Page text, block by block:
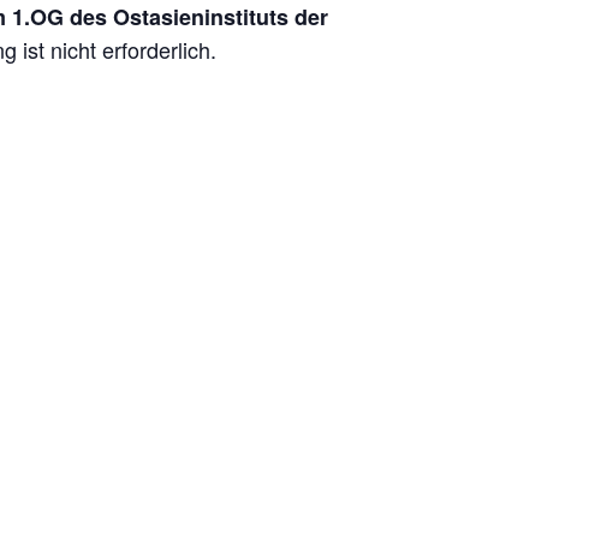
1.OG des Ostasieninstituts der
ist nicht erforderlich.